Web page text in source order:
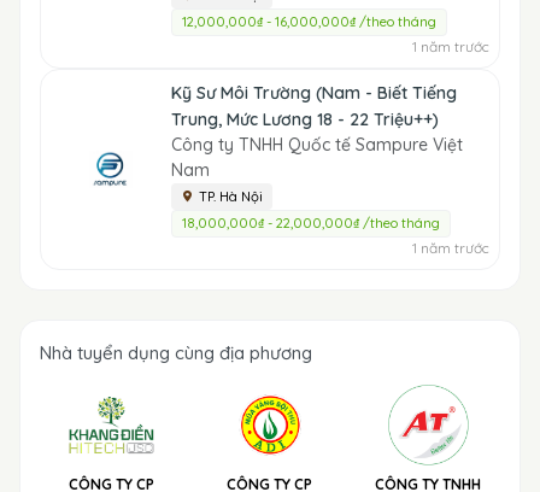
12,000,000₫ - 16,000,000₫ /theo tháng
1 năm trước
Kỹ Sư Môi Trường (Nam - Biết Tiếng
Trung, Mức Lương 18 - 22 Triệu++)
Công ty TNHH Quốc tế Sampure Việt
Nam
TP. Hà Nội
18,000,000₫ - 22,000,000₫ /theo tháng
1 năm trước
Nhà tuyển dụng cùng địa phương
CÔNG TY CP
CÔNG TY CP
CÔNG TY TNHH